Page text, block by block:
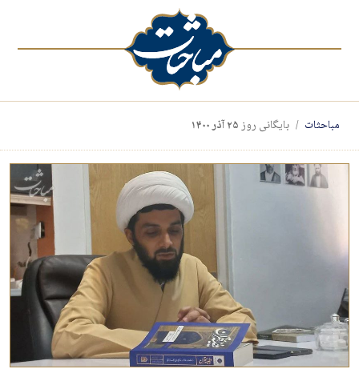
مباحثات بایگانی روز۲۵ آذر ۱۴۰۰